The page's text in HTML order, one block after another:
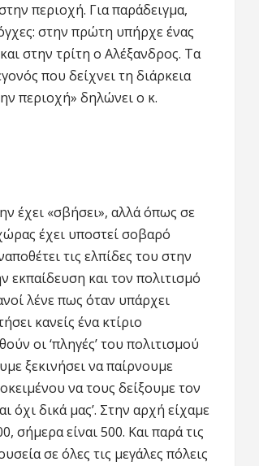
περιοχή. Για παράδειγμα,
στην πρώτη υπήρχε ένας
στην τρίτη ο Αλέξανδρος. Τα
που δείχνει τη διάρκεια
περιοχή» δηλώνει ο κ.
έχει «σβήσει», αλλά όπως σε
έχει υποστεί σοβαρό
τις ελπίδες του στην
εκπαίδευση και τον πολιτισμό
λένε πως όταν υπάρχει
κανείς ένα κτίριο
οι ‘πληγές’ του πολιτισμού
ξεκινήσει να παίρνουμε
να τους δείξουμε τον
όχι δικά μας’. Στην αρχή είχαμε
σήμερα είναι 500. Και παρά τις
σε όλες τις μεγάλες πόλεις